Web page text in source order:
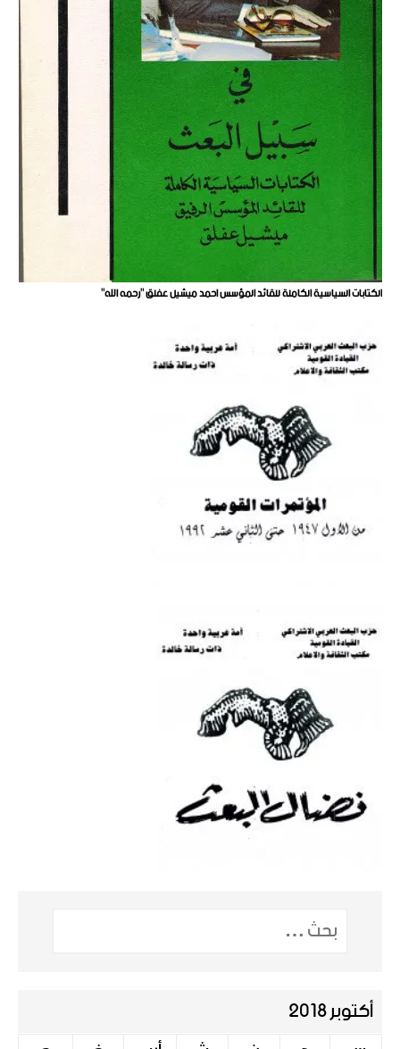
الكتابات السياسية الكاملة للقائد المؤسس احمد ميشيل عفلق "رحمه الله"
أكتوبر 2018